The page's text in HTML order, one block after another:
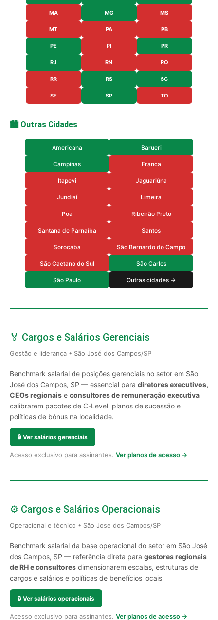
MA MG MS
MT PA PB
PE PI PR
RJ RN RO
RR RS SC
SE SP TO
🏙️ Outras Cidades
Americana Barueri
Campinas Franca
Itapevi Jaguariúna
Jundiaí Limeira
Poa Ribeirão Preto
Santana de Parnaíba Santos
Sorocaba São Bernardo do Campo
São Caetano do Sul São Carlos
São Paulo Outras cidades →
🏅 Cargos e Salários Gerenciais
Gestão e liderança • São José dos Campos/SP
Benchmark salarial de posições gerenciais no setor em São
José dos Campos, SP — essencial para diretores executivos,
CEOs regionais e consultores de remuneração executiva
calibrarem pacotes de C-Level, planos de sucessão e
políticas de bônus na localidade.
🔒 Ver salários gerenciais
Acesso exclusivo para assinantes. Ver planos de acesso →
⚙️ Cargos e Salários Operacionais
Operacional e técnico • São José dos Campos/SP
Benchmark salarial da base operacional do setor em São José
dos Campos, SP — referência direta para gestores regionais
de RH e consultores dimensionarem escalas, estruturas de
cargos e salários e políticas de benefícios locais.
🔒 Ver salários operacionais
Acesso exclusivo para assinantes. Ver planos de acesso →